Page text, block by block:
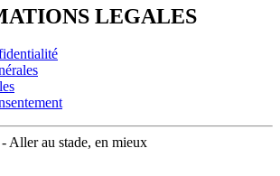
LEGALES
Aller au stade, en mieux